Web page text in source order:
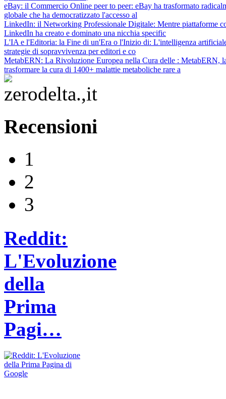
eBay: il Commercio Online peer to peer: eBay ha trasformato
globale che ha democratizzato l'accesso al
LinkedIn: il Networking Professionale Digitale: Mentre piattaforme
LinkedIn ha creato e dominato una nicchia specific
L'IA e l'Editoria: la Fine di un'Era o l'Inizio di: L'intelligenza
strategie di sopravvivenza per editori e co
MetabERN: La Rivoluzione Europea nella Cura delle : MetabERN,
trasformare la cura di 1400+ malattie metaboliche rare a
Recensioni
1
2
3
Reddit:
L'Evoluzione
della
Prima
Pagi…